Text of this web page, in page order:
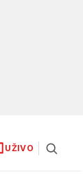
UŽIVO